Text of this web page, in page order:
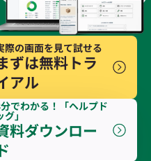
際の画面を見て試せる
ずは無料トラ
アル
でわかる！「ヘルプド
グ」
料ダウンロー